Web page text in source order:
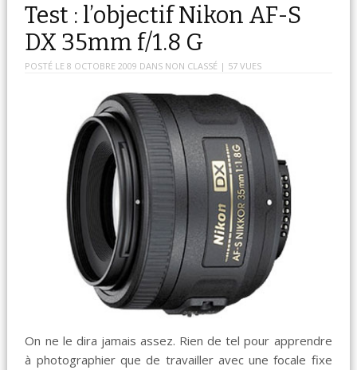
Test : l’objectif Nikon AF-S
DX 35mm f/1.8 G
POSTÉ LE8 OCTOBRE 2009 DANS NON CLASSÉ | 57 VUES
On ne le dira jamais assez. Rien de tel pour apprendre
à photographier que de travailler avec une focale fixe